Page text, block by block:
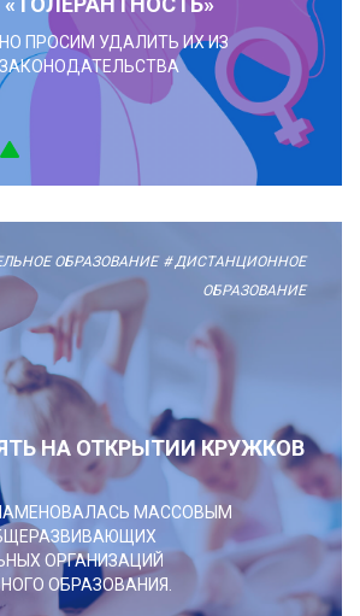
ПРОСИМ УДАЛИТЬ ИХ ИЗ
ОБРАЗОВАНИЕ # ДИСТАНЦИОННОЕ
ОБРАЗОВАНИЕ
НА ОТКРЫТИИ КРУЖКОВ
МАССОВЫМ
ОРГАНИЗАЦИЙ
ОБРАЗОВАНИЯ.